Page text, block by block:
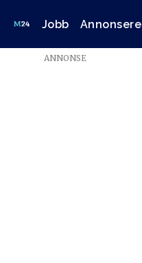
Jobb Annonsere
Emne:
ANNONSE